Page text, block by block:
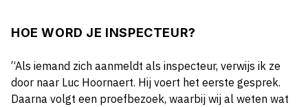
HOE WORD JE INSPECTEUR?
“Als iemand zich aanmeldt als inspecteur, verwijs ik ze
door naar Luc Hoornaert. Hij voert het eerste gesprek.
Daarna volgt een proefbezoek, waarbij wij al weten wat